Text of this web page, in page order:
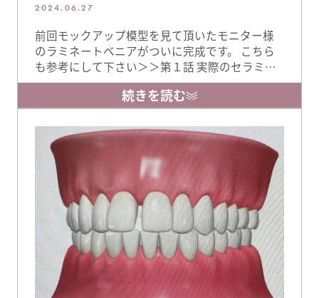
2024.06.27
前回モックアップ模型を見て頂いたモニター様
のラミネートベニアがついに完成です。 こちら
も参考にして下さい＞＞第１話 実際のセラミッ
ク 削らないラミネートベニア お色味は少し明る
めのA2 セラミックを作る上での工夫 よ〜く見る
と，お口の写真より模型の方が少しだけ歯が長
いんです。これは超精密に型取りをするために特
殊な糸を歯茎に巻いて歯茎を引き締めた状態で
型取りを …
続きを読む